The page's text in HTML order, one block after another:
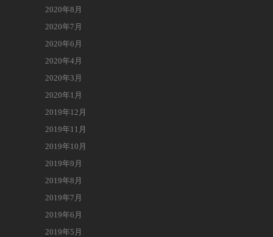
2020年8月
2020年7月
2020年6月
2020年4月
2020年3月
2020年1月
2019年12月
2019年11月
2019年10月
2019年9月
2019年8月
2019年7月
2019年6月
2019年5月